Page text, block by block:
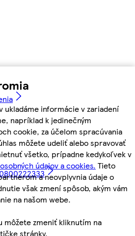
ukladáme informácie v zariadení
napríklad k jedinečným
cookie, za účelom spracúvania
môžete udeliť alebo spravovať
všetko, prípadne kedykoľvek v
údajov a cookies. Tieto
a neovplyvnia údaje o
však zmení spôsob, akým vám
na našom webe.
môžete zmeniť kliknutím na
stránky.